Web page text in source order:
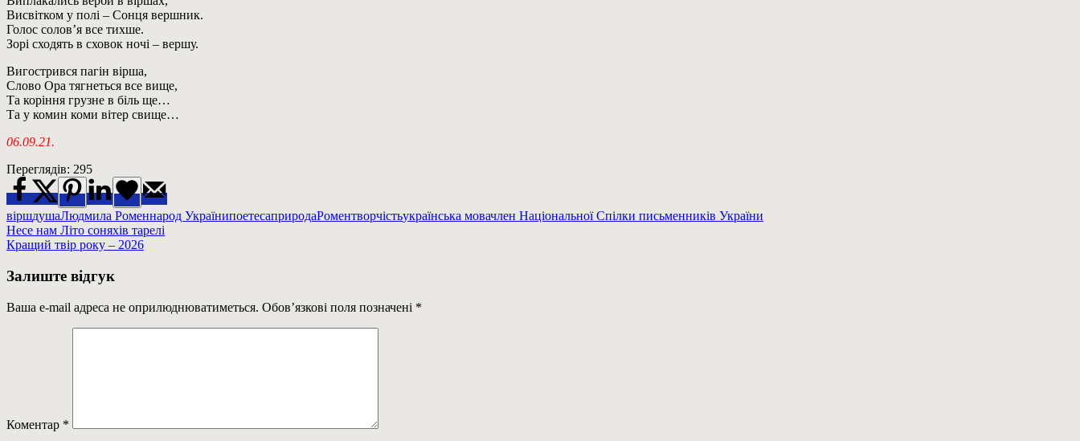
Висвітком у полі – Сонця вершник.
Голос солов’я все тихше.
Зорі сходять в сховок ночі – вершу.
Вигострився пагін вірша,
Слово Ора тягнеться все вище,
Та коріння грузне в біль ще…
Та у комин коми вітер свище…
06.09.21.
Переглядів: 295
віршдушаЛюдмила Роменнарод УкраїнипоетесаприродаРоментворчістьукраїнська мовачлен Національної Спілки письменників України
Навігація
записів
Previous
Post:
Несе нам Літо соняхів тарелі
Next
Кращий твір року – 2026
Залиште відгук
Ваша e-mail адреса не оприлюднюватиметься. Обов’язкові поля позначені *
Коментар *